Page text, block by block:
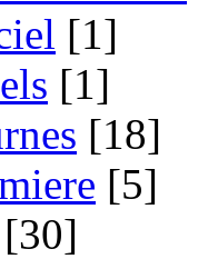
[1]
[1]
[18]
[5]
[30]